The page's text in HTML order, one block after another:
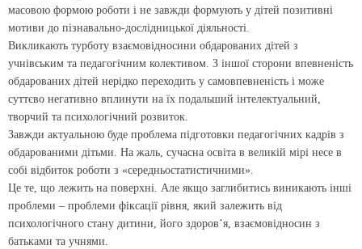
масовою формою роботи і не завжди формують у дітей позитивні
мотиви до пізнавально-дослідницької діяльності.
Викликають турботу взаємовідносини обдарованих дітей з
учнівським та педагогічним колективом. З іншої сторони впевненість
обдарованих дітей нерідко переходить у самовпевненість і може
суттєво негативно вплинути на їх подальший інтелектуальний,
творчий та психологічний розвиток.
Завжди актуальною буде проблема підготовки педагогічних кадрів з
обдарованими дітьми. На жаль, сучасна освіта в великій мірі несе в
собі відбиток роботи з «середньостатистичними».
Це те, що лежить на поверхні. Але якщо заглибитись виникають інші
проблеми – проблеми фіксації рівня, який залежить від
психологічного стану дитини, його здоров’я, взаємовідносин з
батьками та учнями.